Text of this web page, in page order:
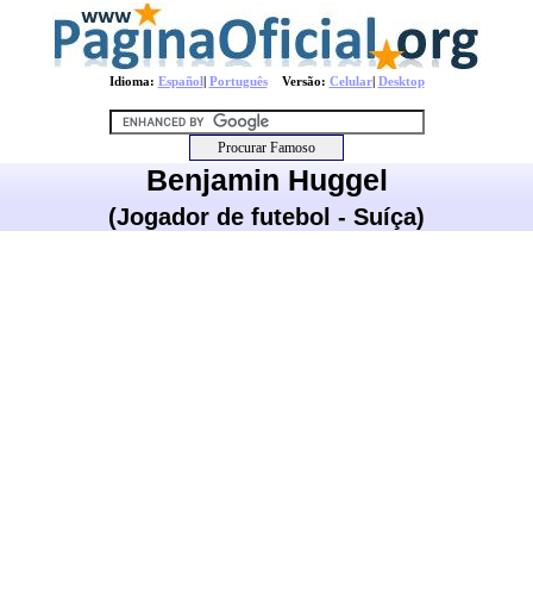
Idioma: Español| PortuguêsVersão: Celular| Desktop
Benjamin Huggel
(Jogador de futebol - Suíça)